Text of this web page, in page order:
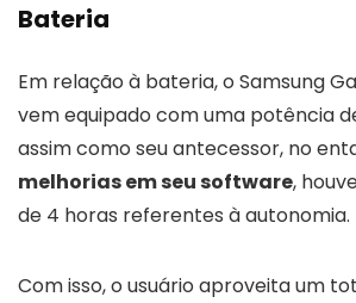
Bateria
Em relação à bateria, o Samsung
vem equipado com uma potência
assim como seu antecessor, no
melhorias em seu software,
de 4 horas referentes à autonomia.
Com isso, o usuário aproveita um